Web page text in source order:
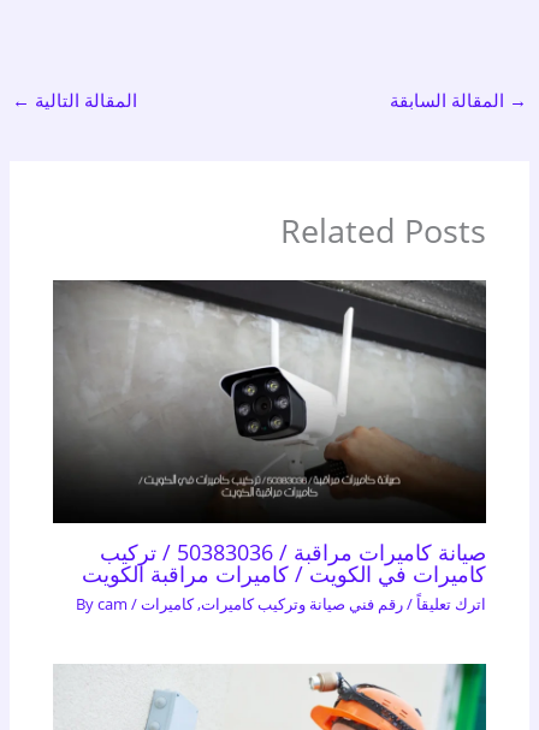
→ المقالة السابقة المقالة التالية ←
Related Posts
صيانة كاميرات مراقبة / 50383036 / تركيب
كاميرات في الكويت / كاميرات مراقبة الكويت
اترك تعليقاً/رقم فني صيانة وتركيب كاميرات,كاميرات/ By
cam